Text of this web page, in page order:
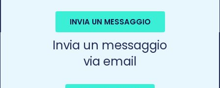
INVIA UN MESSAGGIO
Invia un messaggio
via email